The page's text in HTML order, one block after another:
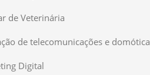
de Veterinária
de telecomunicações e domótica
Digital